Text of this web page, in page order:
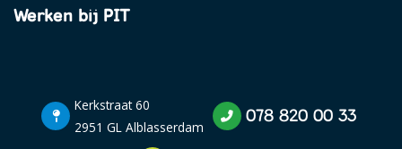
Werken bij PIT
Kerkstraat 60
2951 GL Alblasserdam
078 820 00 33